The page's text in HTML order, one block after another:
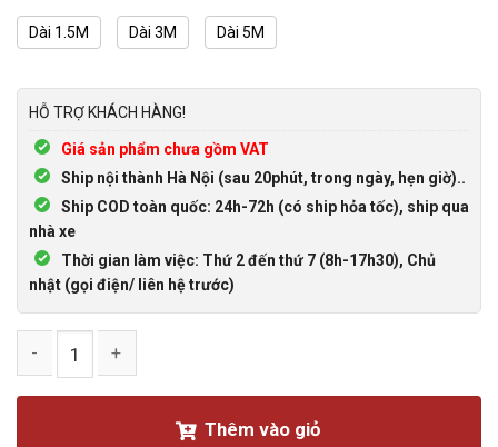
Dài 1.5M Dài 3M Dài 5M
HỖ TRỢ KHÁCH HÀNG!
Giá sản phẩm chưa gồm VAT
Ship nội thành Hà Nội (sau 20phút, trong ngày, hẹn giờ)..
Ship COD toàn quốc: 24h-72h (có ship hỏa tốc), ship qua
nhà xe
Thời gian làm việc: Thứ 2 đến thứ 7 (8h-17h30), Chủ
nhật (gọi điện/ liên hệ trước)
Thêm vào giỏ